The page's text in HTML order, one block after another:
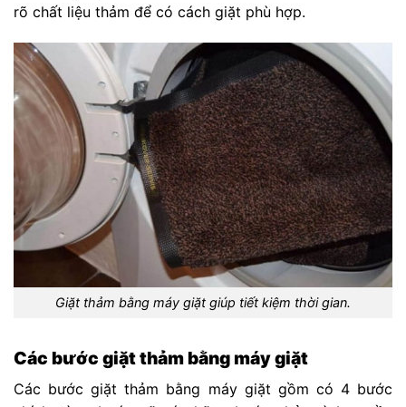
rõ chất liệu thảm để có cách giặt phù hợp.
Giặt thảm bằng máy giặt giúp tiết kiệm thời gian.
Các bước giặt thảm bằng máy giặt
Các bước giặt thảm bằng máy giặt gồm có 4 bước